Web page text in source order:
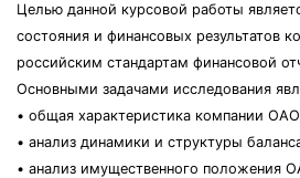
Целью данной курсовой работы
состояния и финансовых результатов
российским стандартам финансовой
Основными задачами исследования
• общая характеристика компании
• анализ динамики и структуры
• анализ имущественного положения